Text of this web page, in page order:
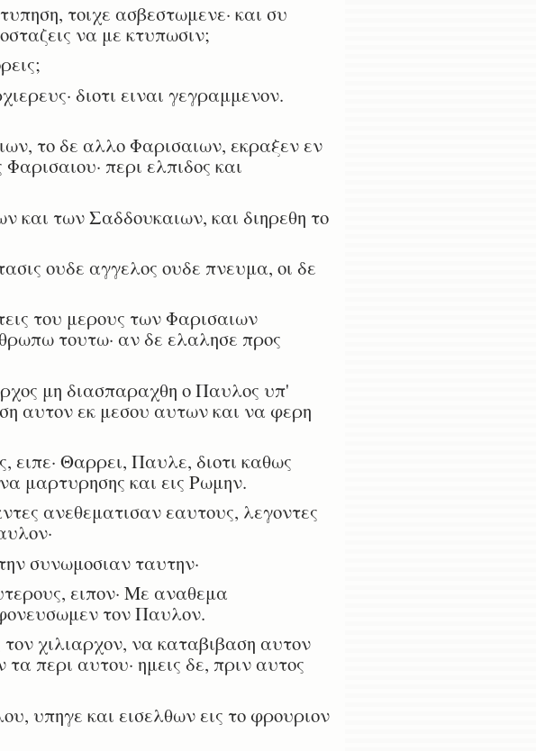
τοιχε ασβεστωμενε· και συ
να με κτυπωσιν;
διοτι ειναι γεγραμμενον.
το δε αλλο Φαρισαιων, εκραξεν εν
περι ελπιδος και
και των Σαδδουκαιων, και διηρεθη το
ουδε αγγελος ουδε πνευμα, οι δε
του μερους των Φαρισαιων
τουτω· αν δε ελαλησε προς
μη διασπαραχθη ο Παυλος υπ'
αυτον εκ μεσου αυτων και να φερη
ειπε· Θαρρει, Παυλε, διοτι καθως
μαρτυρησης και εις Ρωμην.
ανεθεματισαν εαυτους, λεγοντες
συνωμοσιαν ταυτην·
ειπον· Με αναθεμα
τον Παυλον.
χιλιαρχον, να καταβιβαση αυτον
περι αυτου· ημεις δε, πριν αυτος
υπηγε και εισελθων εις το φρουριον